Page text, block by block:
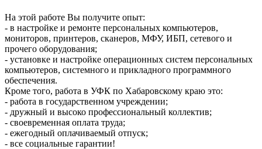
На этой работе Вы получите опыт:
- в настройке и ремонте персональных компьютеров,
мониторов, принтеров, сканеров, МФУ, ИБП, сетевого и
прочего оборудования;
- установке и настройке операционных систем персональных
компьютеров, системного и прикладного программного
обеспечения.
Кроме того, работа в УФК по Хабаровскому краю это:
- работа в государственном учреждении;
- дружный и высоко профессиональный коллектив;
- своевременная оплата труда;
- ежегодный оплачиваемый отпуск;
- все социальные гарантии!